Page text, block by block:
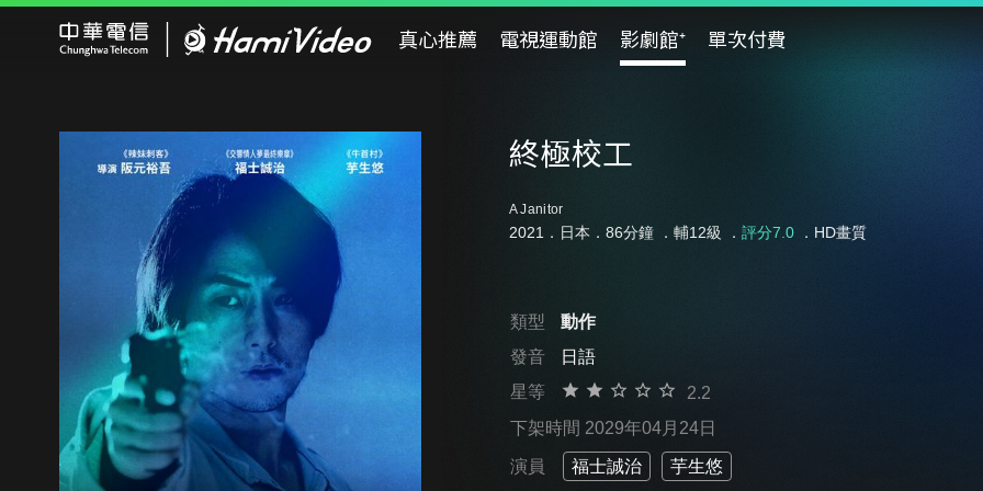
真心推薦 電視運動館 影劇館⁺ 單次付費
終極校工
A Janitor
2021．日本．86分鐘 ． 輔12級 ． 評分7.0．HD畫質
類型
動作
發音
日語
星等
2.2
下架時間 2029年04月24日
演員 福士誠治 芋生悠